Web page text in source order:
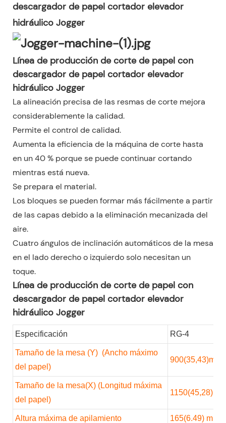
descargador de papel cortador elevador
hidráulico Jogger
Línea de producción de corte de papel con
descargador de papel cortador elevador
hidráulico Jogger
La alineación precisa de las resmas de corte mejora
considerablemente la calidad.
Permite el control de calidad.
Aumenta la eficiencia de la máquina de corte hasta
en un 40 % porque se puede continuar cortando
mientras está nueva.
Se prepara el material.
Los bloques se pueden formar más fácilmente a partir
de las capas debido a la eliminación mecanizada del
aire.
Cuatro ángulos de inclinación automáticos de la mesa
en el lado derecho o izquierdo solo necesitan un
toque.
Línea de producción de corte de papel con
descargador de papel cortador elevador
hidráulico Jogger
Especificación RG-4
Tamaño de la mesa (Y) (Ancho máximo
del papel)
Tamaño de la mesa(X) (Longitud máxima
del papel)
Altura máxima de apilamiento 165(6.49) mm/